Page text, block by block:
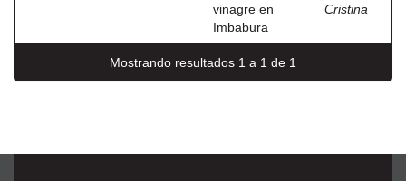
vinagre en
Imbabura
Cristina
Mostrando resultados 1 a 1 de 1